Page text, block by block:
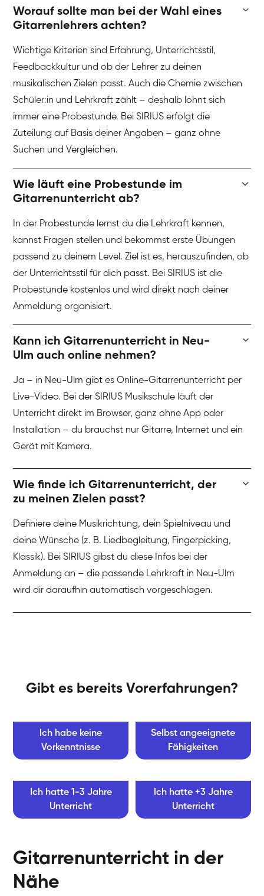
Worauf sollte man bei der Wahl eines
Gitarrenlehrers achten?
Wichtige Kriterien sind Erfahrung, Unterrichtsstil,
Feedbackkultur und ob der Lehrer zu deinen
musikalischen Zielen passt. Auch die Chemie zwischen
Schüler:in und Lehrkraft zählt – deshalb lohnt sich
immer eine Probestunde. Bei SIRIUS erfolgt die
Zuteilung auf Basis deiner Angaben – ganz ohne
Suchen und Vergleichen.
Wie läuft eine Probestunde im
Gitarrenunterricht ab?
In der Probestunde lernst du die Lehrkraft kennen,
kannst Fragen stellen und bekommst erste Übungen
passend zu deinem Level. Ziel ist es, herauszufinden, ob
der Unterrichtsstil für dich passt. Bei SIRIUS ist die
Probestunde kostenlos und wird direkt nach deiner
Anmeldung organisiert.
Kann ich Gitarrenunterricht in Neu-
Ulm auch online nehmen?
Ja – in Neu-Ulm gibt es Online-Gitarrenunterricht per
Live-Video. Bei der SIRIUS Musikschule läuft der
Unterricht direkt im Browser, ganz ohne App oder
Installation – du brauchst nur Gitarre, Internet und ein
Gerät mit Kamera.
Wie finde ich Gitarrenunterricht, der
zu meinen Zielen passt?
Definiere deine Musikrichtung, dein Spielniveau und
deine Wünsche (z. B. Liedbegleitung, Fingerpicking,
Klassik). Bei SIRIUS gibst du diese Infos bei der
Anmeldung an – die passende Lehrkraft in Neu-Ulm
wird dir daraufhin automatisch vorgeschlagen.
Gibt es bereits Vorerfahrungen?
Ich habe keine
Vorkenntnisse
Selbst angeeignete
Fähigkeiten
Ich hatte 1-3 Jahre
Unterricht
Ich hatte +3 Jahre
Unterricht
Gitarrenunterricht in der
Nähe